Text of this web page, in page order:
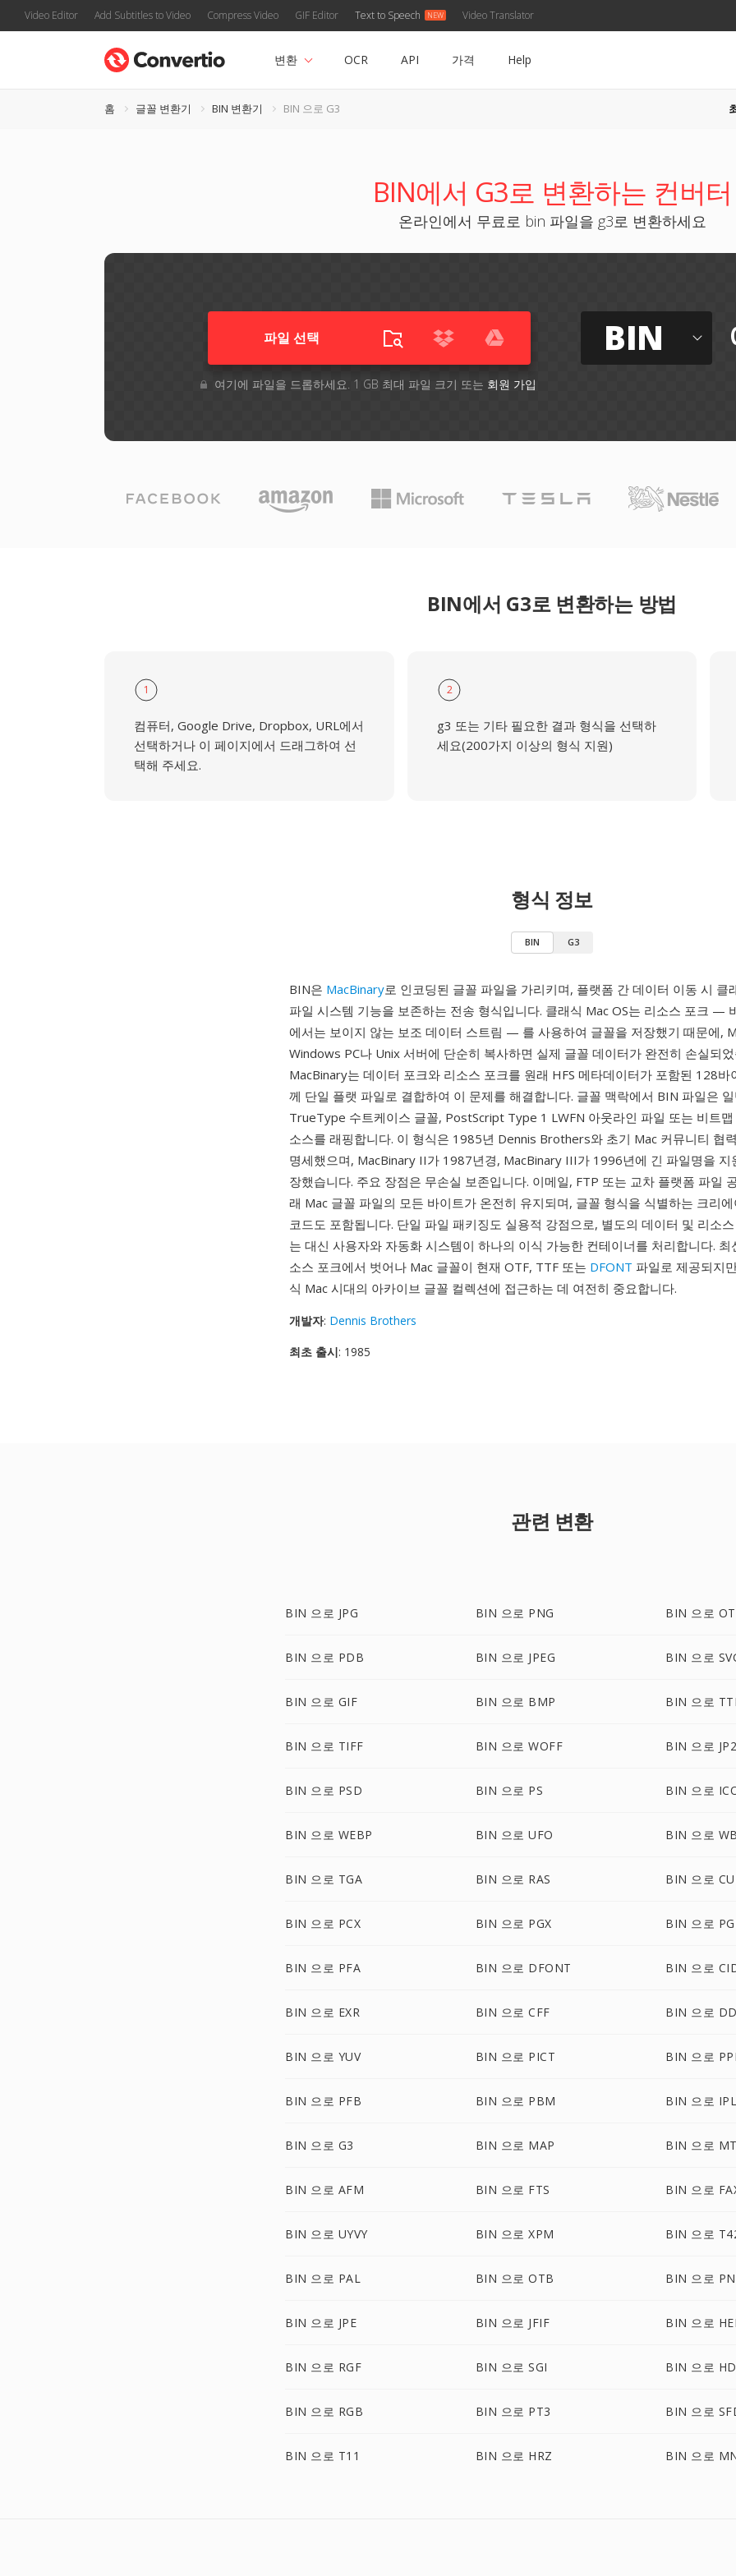
Video Editor Add Subtitles to Video Compress Video GIF Editor Text to Speech Video Translator
변환 OCR API 가격 Help
홈 글꼴 변환기 BIN 변환기 BIN 으로 G3
BIN에서 G3로 변환하는 컨버터
온라인에서 무료로 bin 파일을 g3로 변환하세요
파일 선택
여기에 파일을 드롭하세요. 1 GB 최대 파일 크기 또는 회원 가입
BIN
BIN에서 G3로 변환하는 방법
1
컴퓨터, Google Drive, Dropbox, URL에서
선택하거나 이 페이지에서 드래그하여 선
택해 주세요.
2
g3 또는 기타 필요한 결과 형식을 선택하
세요(200가지 이상의 형식 지원)
형식 정보
BIN G3
BIN은 MacBinary로 인코딩된 글꼴 파일을 가리키며, 플랫폼 간 데이터 이동 시 클
파일 시스템 기능을 보존하는 전송 형식입니다. 클래식 Mac OS는 리소스 포크 —
에서는 보이지 않는 보조 데이터 스트림 — 를 사용하여 글꼴을 저장했기 때문에,
Windows PC나 Unix 서버에 단순히 복사하면 실제 글꼴 데이터가 완전히 손실되
MacBinary는 데이터 포크와 리소스 포크를 원래 HFS 메타데이터가 포함된 128바
께 단일 플랫 파일로 결합하여 이 문제를 해결합니다. 글꼴 맥락에서 BIN 파일은
TrueType 수트케이스 글꼴, PostScript Type 1 LWFN 아웃라인 파일 또는 비트맵
소스를 래핑합니다. 이 형식은 1985년 Dennis Brothers와 초기 Mac 커뮤니티 협
명세했으며, MacBinary II가 1987년경, MacBinary III가 1996년에 긴 파일명을 지
장했습니다. 주요 장점은 무손실 보존입니다. 이메일, FTP 또는 교차 플랫폼 파일
래 Mac 글꼴 파일의 모든 바이트가 온전히 유지되며, 글꼴 형식을 식별하는 크리
코드도 포함됩니다. 단일 파일 패키징도 실용적 강점으로, 별도의 데이터 및 리소
는 대신 사용자와 자동화 시스템이 하나의 이식 가능한 컨테이너를 처리합니다. 최
소스 포크에서 벗어나 Mac 글꼴이 현재 OTF, TTF 또는 DFONT 파일로 제공되지
식 Mac 시대의 아카이브 글꼴 컬렉션에 접근하는 데 여전히 중요합니다.
개발자: Dennis Brothers
최초 출시: 1985
관련 변환
BIN 으로 JPG BIN 으로 PNG BIN 으로
BIN 으로 PDB BIN 으로 JPEG BIN 으로
BIN 으로 GIF BIN 으로 BMP BIN 으로
BIN 으로 TIFF BIN 으로 WOFF BIN 으로 JP2
BIN 으로 PSD BIN 으로 PS BIN 으로
BIN 으로 WEBP BIN 으로 UFO BIN 으로
BIN 으로 TGA BIN 으로 RAS BIN 으로
BIN 으로 PCX BIN 으로 PGX BIN 으로
BIN 으로 PFA BIN 으로 DFONT BIN 으로
BIN 으로 EXR BIN 으로 CFF BIN 으로
BIN 으로 YUV BIN 으로 PICT BIN 으로
BIN 으로 PFB BIN 으로 PBM BIN 으로 IPL
BIN 으로 G3 BIN 으로 MAP BIN 으로
BIN 으로 AFM BIN 으로 FTS BIN 으로
BIN 으로 UYVY BIN 으로 XPM BIN 으로
BIN 으로 PAL BIN 으로 OTB BIN 으로
BIN 으로 JPE BIN 으로 JFIF BIN 으로
BIN 으로 RGF BIN 으로 SGI BIN 으로
BIN 으로 RGB BIN 으로 PT3 BIN 으로
BIN 으로 T11 BIN 으로 HRZ BIN 으로